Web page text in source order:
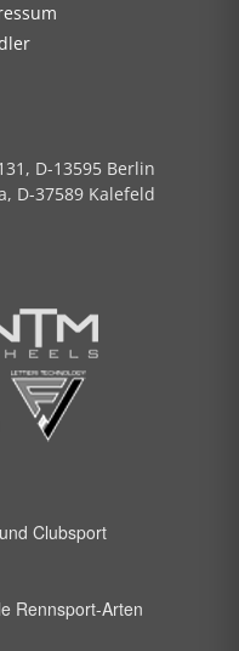
D-13595 Berlin
D-37589 Kalefeld
Clubsport
Rennsport-Arten